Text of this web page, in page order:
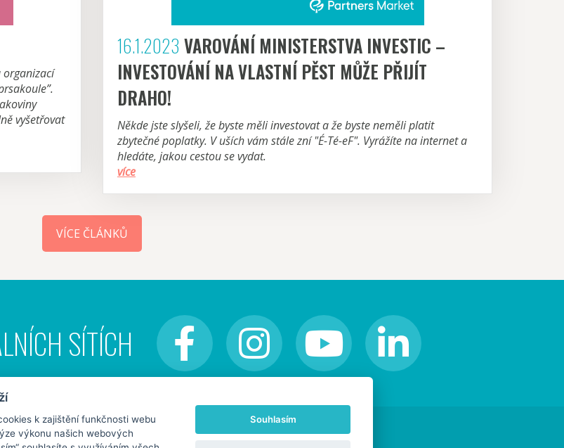
organizací
vyšetřovat
16.1.2023 VAROVÁNÍ MINISTERSTVA INVESTIC –
INVESTOVÁNÍ NA VLASTNÍ PĚST MŮŽE PŘIJÍT
DRAHO!
Někde jste slyšeli, že byste měli investovat a že byste neměli platit
zbytečné poplatky. V uších vám stále zní "É-Té-eF". Vyrážíte na internet a
hledáte, jakou cestou se vydat.
více
VÍCE ČLÁNKŮ
SÍTÍCH
k zajištění funkčnosti webu
výkonu našich webových
Souhlasím